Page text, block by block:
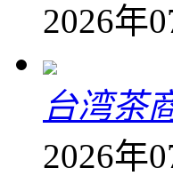
2026年
台湾茶
2026年